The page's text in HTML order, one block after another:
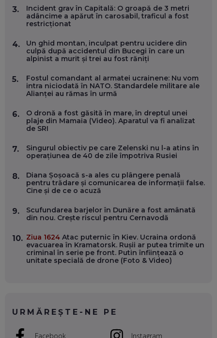
ANDREI AVĂDANEI, BIT SENTINEL: CUM ÎȚI PROTEJEZI
CARIERĂ DE „HACKER CU PERMIS”
EP. 56
DOINA VÎLCEANU, CONTENTSPEED: VREI SUCCES ONLINE?
ÎNVAȚĂ AEO ȘI GEO!
EP. 55
OLIVIU MATEI, HOLISUN: SOFTWARE DE LA CLUJ PENTRU
EP. 54
VALENTIN VANCEA, CEO AL PATRIA BANK: AUTOMATIZĂM
PROCESE, DAR CE FACEM CÂND PICĂ BAZA DE DATE, LA
INSTITUȚIILE STATULUI?
EP. 53
VOICU OPREAN (AROBS): CUM CONSTRUIEȘTI O COMPANIE
TA LOCALĂ - ȘI CE SĂ DAI ÎNAPOI
EP. 52
ROBERT GRAUR, FOMO: SPEAKERUL PE SCENĂ, INVITATUL
RADU MOȚOC, TECHSOUP: O TREIME DINTRE
ȚIPĂ, CU FEȚELE ACOPERITE. CUM ÎNVĂȚĂM SĂ DISCUTĂM
3.
Incident grav în Capitală: O groapă de 3 metri
adâncime a apărut în carosabil, traficul a fost
restricționat
4.
Un ghid montan, inculpat pentru ucidere din
culpă după accidentul din Bucegi în care un
alpinist a murit și trei au fost răniți
5.
Fostul comandant al armatei ucrainene: Nu vom
intra niciodată în NATO. Standardele militare ale
Alianței au rămas în urmă
6.
O dronă a fost găsită în mare, în dreptul unei
plaje din Mamaia (Video). Aparatul va fi analizat
de SRI
7.
Singurul obiectiv pe care Zelenski nu l-a atins în
operațiunea de 40 de zile împotriva Rusiei
8.
Diana Șoșoacă s-a ales cu plângere penală
pentru trădare și comunicarea de informații false.
Cine și de ce o acuză
9.
Scufundarea barjelor în Dunăre a fost amânată
din nou. Crește riscul pentru Cernavodă
10. Ziua 1624 Atac puternic în Kiev. Ucraina ordonă
evacuarea în Kramatorsk. Rușii ar putea trimite un
criminal în serie pe front. Putin înființează o
unitate specială de drone (Foto & Video)
URMĂREȘTE-NE PE
Facebook
Instagram